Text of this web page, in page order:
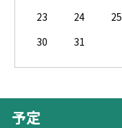
23
24 25
30
31
予定